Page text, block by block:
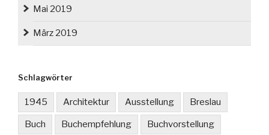
Mai 2019
März 2019
Schlagwörter
1945 Architektur Ausstellung Breslau
Buch Buchempfehlung Buchvorstellung